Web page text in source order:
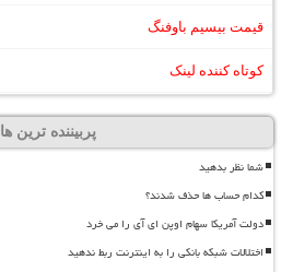
قیمت بیسیم باوفنگ
کوتاه کننده لینک
پربیننده ترین ها
شما نظر بدهید
کدام حساب ها حذف شدند؟
دولت آمریکا سهام اوپن ای آی را می خرد
اختلالات شبکه بانکی را به اینترنت ربط ندهید